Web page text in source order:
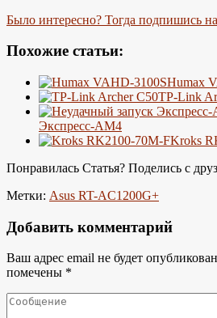
Было интересно? Тогда подпишись
Похожие статьи:
Humax
TP-Link
Экспресс-АМ4
Kroks
Понравилась Статья? Поделись с
Метки: Asus RT-AC1200G+
Добавить комментарий
Ваш адрес email не будет
помечены *